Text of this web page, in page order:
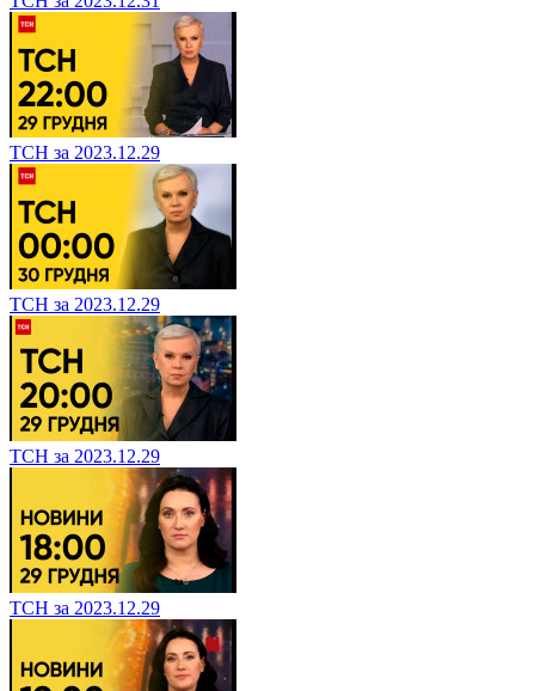
ТСН за 2023.12.29
ТСН за 2023.12.29
ТСН за 2023.12.29
ТСН за 2023.12.29